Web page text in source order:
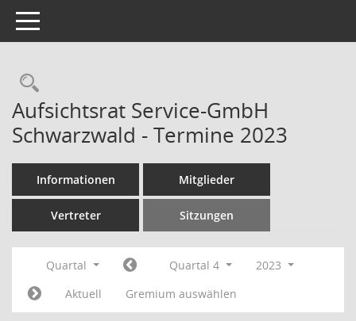
Toggle navigation
Rechercheauswahl
Aufsichtsrat Service-GmbH
Schwarzwald - Termine 2023
Informationen Mitglieder
Vertreter Sitzungen
Quartal Quartal 4
2023
Aktuell
Gremium auswählen